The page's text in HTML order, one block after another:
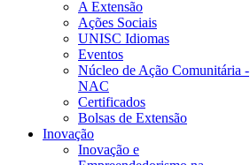
A Extensão
Ações Sociais
UNISC Idiomas
Eventos
Núcleo de Ação Comunitária -
NAC
Certificados
Bolsas de Extensão
Inovação
Inovação e